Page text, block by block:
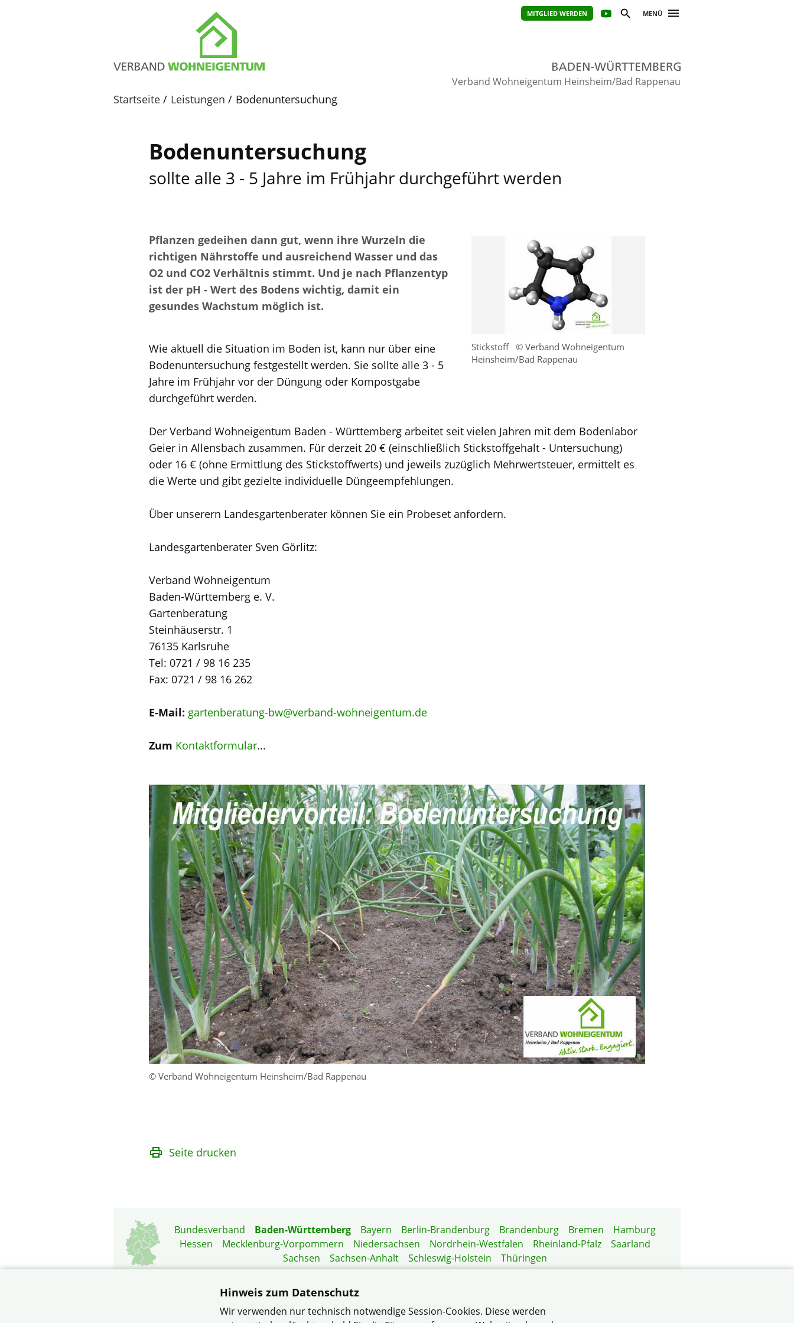
MITGLIED WERDEN MENÜ
Verband Wohneigentum Heinsheim/Bad Rappenau
Startseite Leistungen Bodenuntersuchung
Bodenuntersuchung
sollte alle 3 - 5 Jahre im Frühjahr durchgeführt werden
Stickstoff © Verband Wohneigentum
Heinsheim/Bad Rappenau
Pflanzen gedeihen dann gut, wenn ihre Wurzeln die
richtigen Nährstoffe und ausreichend Wasser und das
O2 und CO2 Verhältnis stimmt. Und je nach Pflanzentyp
ist der pH - Wert des Bodens wichtig, damit ein
gesundes Wachstum möglich ist.
Wie aktuell die Situation im Boden ist, kann nur über eine
Bodenuntersuchung festgestellt werden. Sie sollte alle 3 - 5
Jahre im Frühjahr vor der Düngung oder Kompostgabe
durchgeführt werden.
Der Verband Wohneigentum Baden - Württemberg arbeitet seit vielen Jahren mit dem Bodenlabor
Geier in Allensbach zusammen. Für derzeit 20 € (einschließlich Stickstoffgehalt - Untersuchung)
oder 16 € (ohne Ermittlung des Stickstoffwerts) und jeweils zuzüglich Mehrwertsteuer, ermittelt es
die Werte und gibt gezielte individuelle Düngeempfehlungen.
Über unserern Landesgartenberater können Sie ein Probeset anfordern.
Landesgartenberater Sven Görlitz:
Verband Wohneigentum
Baden-Württemberg e. V.
Gartenberatung
Steinhäuserstr. 1
76135 Karlsruhe
Tel: 0721 / 98 16 235
Fax: 0721 / 98 16 262
E-Mail: gartenberatung-bw@verband-wohneigentum.de
Zum Kontaktformular...
© Verband Wohneigentum Heinsheim/Bad Rappenau
Seite drucken
Bundesverband Baden-Württemberg Bayern Berlin-Brandenburg Brandenburg Bremen
Hamburg
Hessen
Mecklenburg-Vorpommern Niedersachsen Nordrhein-Westfalen Rheinland-Pfalz
Saarland
Sachsen
Sachsen-Anhalt Schleswig-Holstein
Thüringen
Hinweis zum Datenschutz
Wir verwenden nur technisch notwendige Session-Cookies. Diese werden